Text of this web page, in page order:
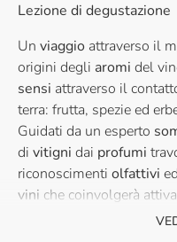
Lezione di degustazione
Un viaggio attraverso il
origini degli aromi del
sensi attraverso il
terra: frutta, spezie ed
Guidati da un esperto
di vitigni dai profumi
riconoscimenti olfattivi
vini che coinvolgerà